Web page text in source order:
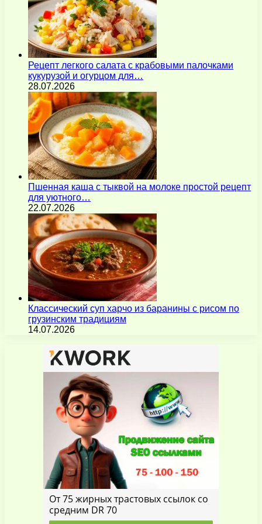
Рецепт легкого салата с крабовыми палочками
кукурузой и огурцом для…
28.07.2026
Пшенная каша с тыквой на молоке простой рецепт
для уютного…
22.07.2026
Классический суп харчо из баранины с рисом по
грузинским традициям
14.07.2026